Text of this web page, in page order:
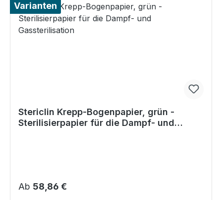
Varianten
Stericlin Krepp-Bogenpapier, grün -
Sterilisierpapier für die Dampf- und
Regulärer Preis:
Ab 58,86 €